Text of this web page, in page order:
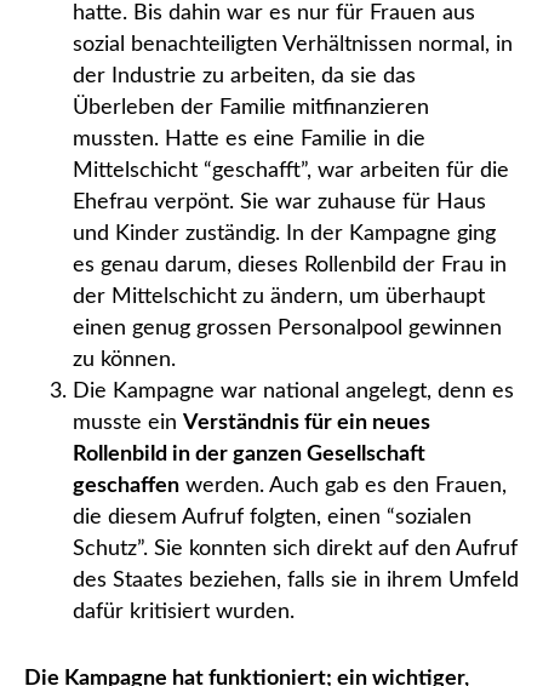
hatte. Bis dahin war es nur für Frauen aus
sozial benachteiligten Verhältnissen normal, in
der Industrie zu arbeiten, da sie das
Überleben der Familie mitfinanzieren
mussten. Hatte es eine Familie in die
Mittelschicht “geschafft”, war arbeiten für die
Ehefrau verpönt. Sie war zuhause für Haus
und Kinder zuständig. In der Kampagne ging
es genau darum, dieses Rollenbild der Frau in
der Mittelschicht zu ändern, um überhaupt
einen genug grossen Personalpool gewinnen
zu können.
Die Kampagne war national angelegt, denn es
musste ein Verständnis für ein neues
Rollenbild in der ganzen Gesellschaft
geschaffen werden. Auch gab es den Frauen,
die diesem Aufruf folgten, einen “sozialen
Schutz”. Sie konnten sich direkt auf den Aufruf
des Staates beziehen, falls sie in ihrem Umfeld
dafür kritisiert wurden.
Die Kampagne hat funktioniert; ein wichtiger,